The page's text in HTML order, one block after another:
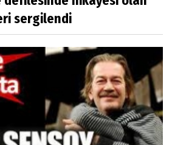
sergilendi